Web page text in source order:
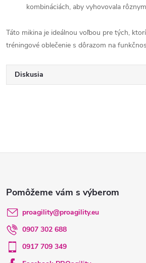
kombináciách, aby vyhovovala
Táto mikina je ideálnou voľbou pre tých,
tréningové oblečenie s dôrazom na
Diskusia
á
p
ä
proagility@proagility.eu
0907 302 688
0917 709 349